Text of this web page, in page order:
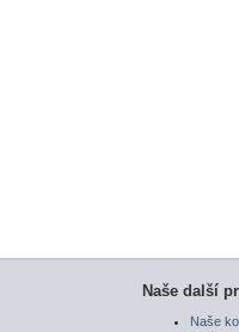
Naše další
Naše